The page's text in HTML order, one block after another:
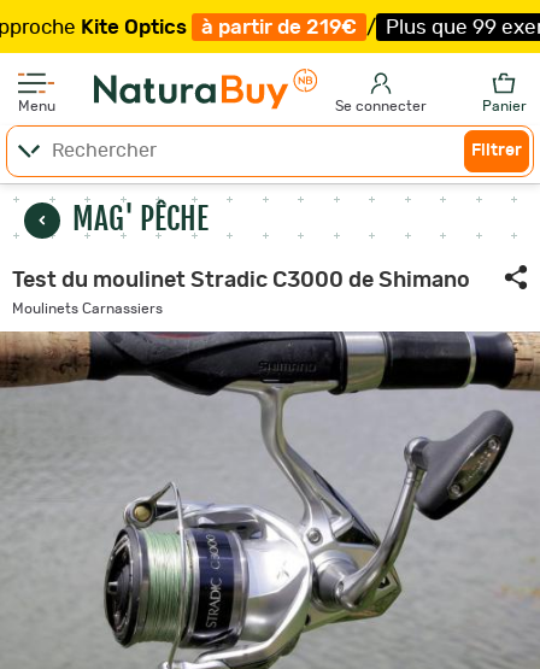
Kite Optics à partir de 219€ / Plus que 99
Menu Se connecter Panier
Filtrer
MAG' PÊCHE
Test du moulinet Stradic C3000 de Shimano
Moulinets Carnassiers